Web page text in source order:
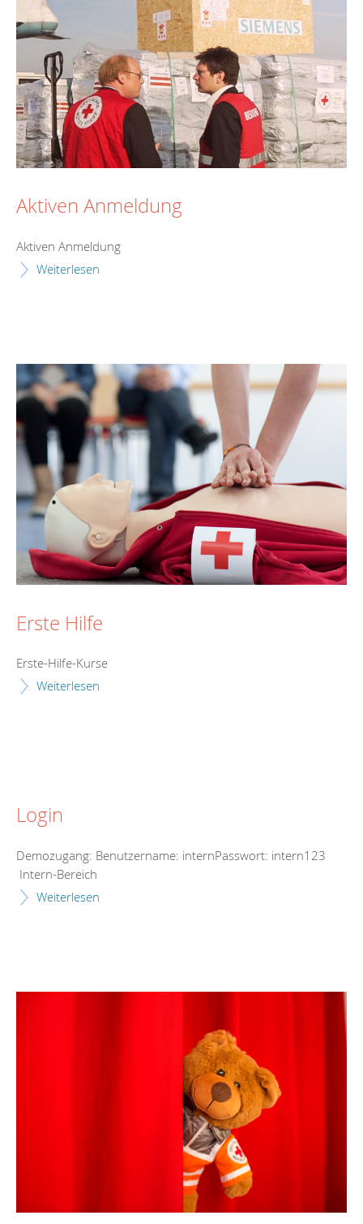
Aktiven Anmeldung
Aktiven Anmeldung
Weiterlesen
Erste Hilfe
Erste-Hilfe-Kurse
Weiterlesen
Login
Demozugang: Benutzername: internPasswort: intern123
Intern-Bereich
Weiterlesen